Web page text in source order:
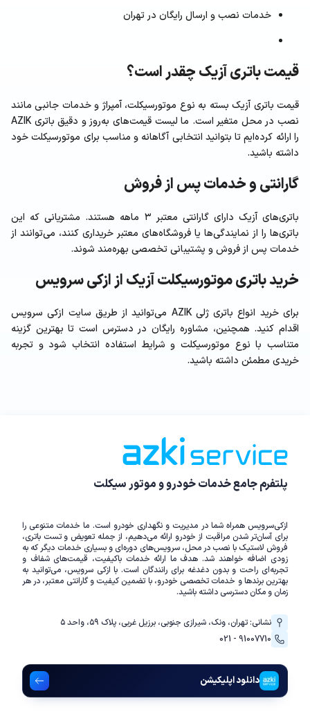
خدمات نصب و ارسال رایگان در تهران
قیمت باتری آزیک چقدر است؟
قیمت باتری آزیک بسته به نوع موتورسیکلت، آمپراژ و خدمات جانبی مانند
نصب در محل متغیر است. ما لیست قیمت‌های به‌روز و دقیق باتری AZIK
را ارائه کرده‌ایم تا بتوانید انتخابی آگاهانه و مناسب برای موتورسیکلت خود
داشته باشید.
گارانتی و خدمات پس از فروش
باتری‌های آزیک دارای گارانتی معتبر ۳ ماهه هستند. مشتریانی که این
باتری‌ها را از نمایندگی‌ها یا فروشگاه‌های معتبر خریداری کنند، می‌توانند از
خدمات پس از فروش و پشتیبانی تخصصی بهره‌مند شوند.
خرید باتری موتورسیکلت آزیک از ازکی سرویس
برای خرید انواع باتری ژلی AZIK می‌توانید از طریق سایت ازکی سرویس
اقدام کنید. همچنین، مشاوره رایگان در دسترس است تا بهترین گزینه
متناسب با نوع موتورسیکلت و شرایط استفاده انتخاب شود و تجربه
خریدی مطمئن داشته باشید.
پلتفرم جامع خدمات خودرو و موتور سیکلت
ازکی‌سرویس همراه شما در مدیریت و نگهداری خودرو است. ما خدمات متنوعی را
برای آسان‌تر شدن مراقبت از خودرو ارائه می‌دهیم، از جمله تعویض و تست باتری،
فروش لاستیک با نصب در محل، سرویس‌های دوره‌ای و بسیاری خدمات دیگر که به
زودی اضافه خواهند شد. هدف ما ارائه خدمات باکیفیت، قیمت‌های شفاف و
تجربه‌ای راحت و بدون دغدغه برای رانندگان است. با ازکی سرویس، می‌توانید به
بهترین برندها و خدمات تخصصی خودرو، با تضمین کیفیت و گارانتی معتبر، در هر
زمان و مکان دسترسی داشته باشید.
نشانی: تهران، ونک، شیرازی جنوبی، برزیل غربی، پلاک ۵۹، واحد ۵
021 - 91007710
دانلود اپلیکیشن